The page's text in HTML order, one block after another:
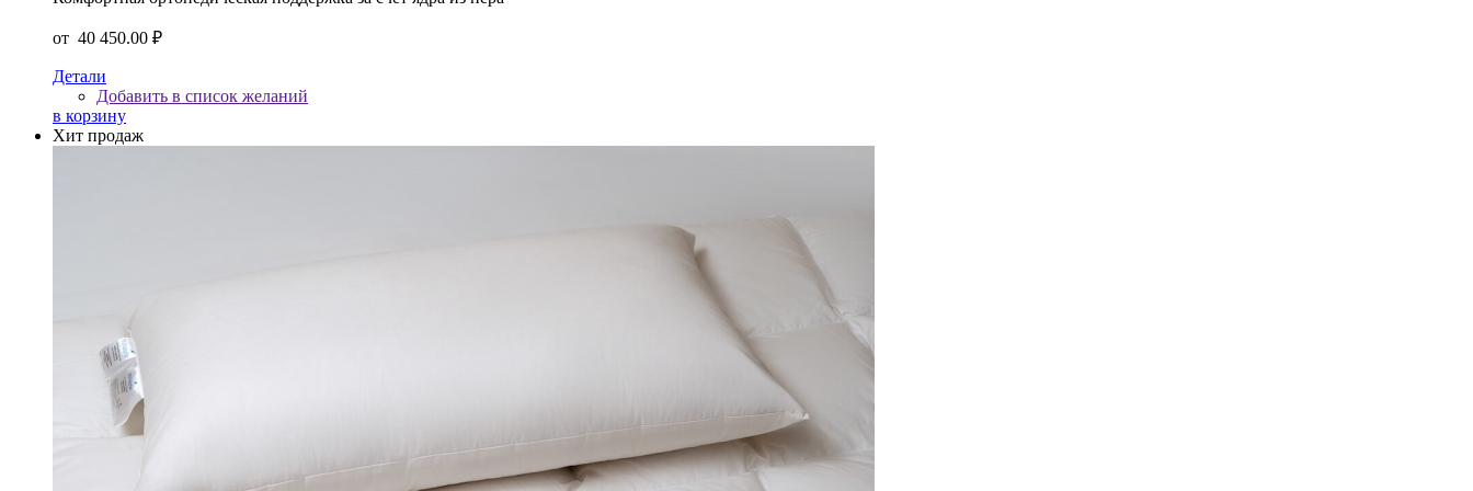
от 40 450.00 ₽
Детали
Добавить в список желаний
в корзину
Хит продаж